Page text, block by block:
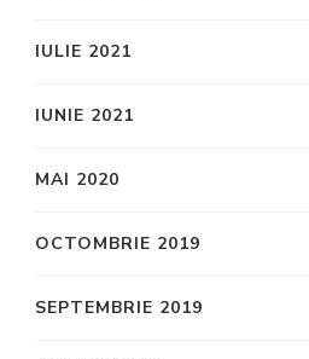
IULIE 2021
IUNIE 2021
MAI 2020
OCTOMBRIE 2019
SEPTEMBRIE 2019